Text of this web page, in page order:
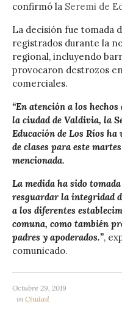
confirmó la Seremi de
La decisión fue tomada
registrados durante la
regional, incluyendo
provocaron destrozos
comerciales.
“En atención a los
la ciudad de Valdivia, la
Educación de Los Ríos
de clases para este
mencionada.
La medida ha sido
resguardar la integridad
a los diferentes
comuna, como también
padres y apoderados.”,
comunicado.
Octubre 29, 2019
in Ciudad